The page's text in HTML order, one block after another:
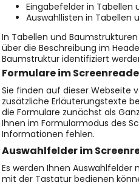
Eingabefelder in Tabellen
Auswahllisten in Tabellen
In Tabellen und
über die Beschreibung im
Baumstruktur identifiziert
Formulare im
Sie finden auf dieser Webseite
zusätzliche Erläuterungstexte
die Formulare zunächst als
Ihnen im Formularmodus des
Informationen fehlen.
Auswahlfelder im
Es werden Ihnen Auswahlfelder
mit der Tastatur bedienen